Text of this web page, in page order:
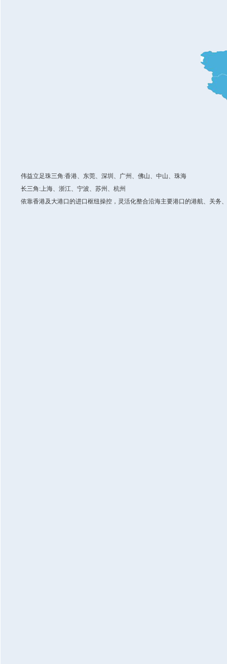
伟益立足珠三角:香港、东莞、深圳、广州、佛山、中山、珠海
长三角:上海、浙江、宁波、苏州、杭州
依靠香港及大港口的进口枢纽操控，灵活化整合沿海主要港口的港航、关